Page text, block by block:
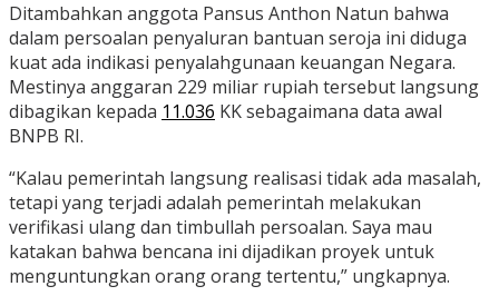
Ditambahkan anggota Pansus Anthon Natun bahwa
dalam persoalan penyaluran bantuan seroja ini diduga
kuat ada indikasi penyalahgunaan keuangan Negara.
Mestinya anggaran 229 miliar rupiah tersebut langsung
dibagikan kepada 11.036 KK sebagaimana data awal
BNPB RI.
“Kalau pemerintah langsung realisasi tidak ada masalah,
tetapi yang terjadi adalah pemerintah melakukan
verifikasi ulang dan timbullah persoalan. Saya mau
katakan bahwa bencana ini dijadikan proyek untuk
menguntungkan orang orang tertentu,” ungkapnya.